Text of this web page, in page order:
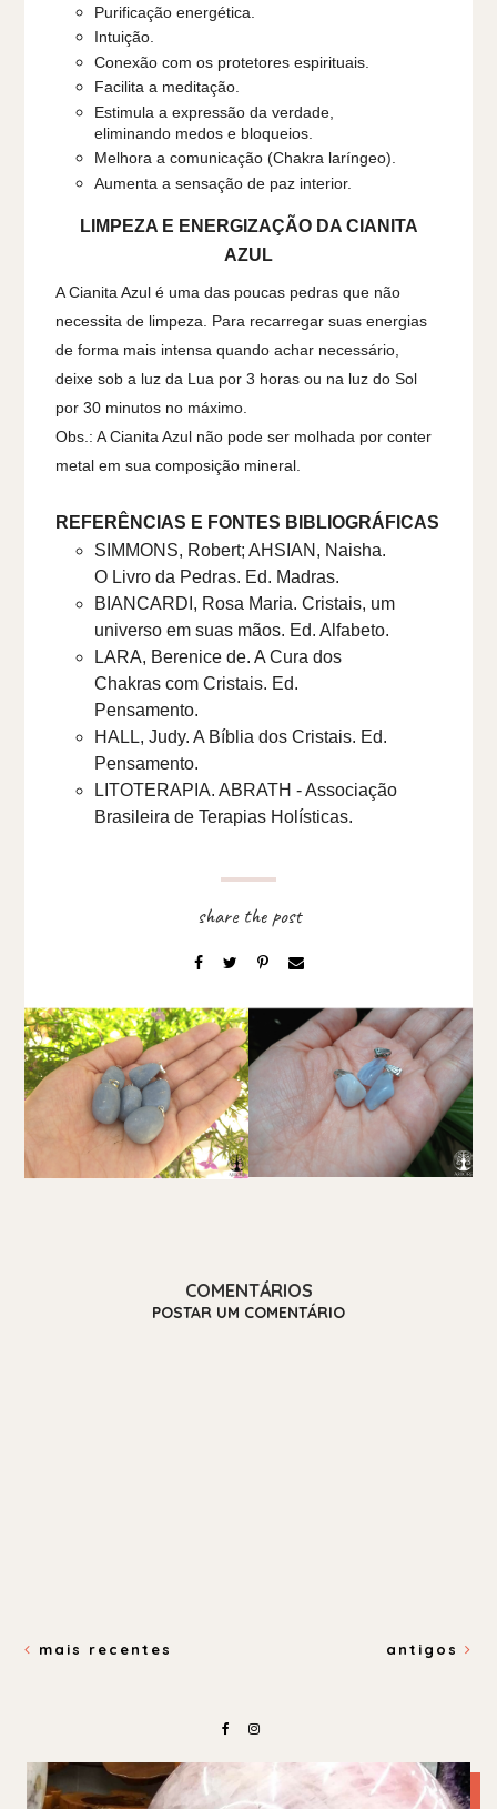
Purificação energética.
Intuição.
Conexão com os protetores espirituais.
Facilita a meditação.
Estimula a expressão da verdade,
eliminando medos e bloqueios.
Melhora a comunicação (Chakra laríngeo).
Aumenta a sensação de paz interior.
LIMPEZA E ENERGIZAÇÃO DA CIANITA
AZUL
A Cianita Azul é uma das poucas pedras que não
necessita de limpeza. Para recarregar suas energias
de forma mais intensa quando achar necessário,
deixe sob a luz da Lua por 3 horas ou na luz do Sol
por 30 minutos no máximo.
Obs.: A Cianita Azul não pode ser molhada por conter
metal em sua composição mineral.
REFERÊNCIAS E FONTES BIBLIOGRÁFICAS
SIMMONS, Robert; AHSIAN, Naisha.
O Livro da Pedras. Ed. Madras.
BIANCARDI, Rosa Maria. Cristais, um
universo em suas mãos. Ed. Alfabeto.
LARA, Berenice de. A Cura dos
Chakras com Cristais. Ed.
Pensamento.
HALL, Judy. A Bíblia dos Cristais. Ed.
Pensamento.
LITOTERAPIA. ABRATH - Associação
Brasileira de Terapias Holísticas.
COMENTÁRIOS
POSTAR UM COMENTÁRIO
mais recentes antigos